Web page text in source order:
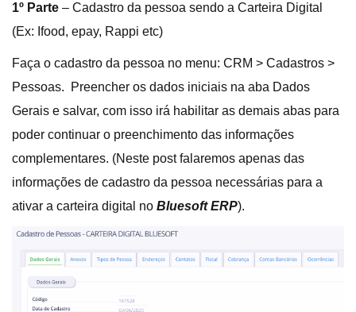
1º Parte – Cadastro da pessoa sendo a Carteira Digital
(Ex: Ifood, epay, Rappi etc)
Faça o cadastro da pessoa no menu: CRM > Cadastros >
Pessoas. Preencher os dados iniciais na aba Dados
Gerais e salvar, com isso irá habilitar as demais abas para
poder continuar o preenchimento das informações
complementares. (Neste post falaremos apenas das
informações de cadastro da pessoa necessárias para a
ativar a carteira digital no Bluesoft ERP).